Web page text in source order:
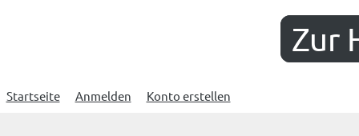
Zur
Startseite Anmelden Konto erstellen